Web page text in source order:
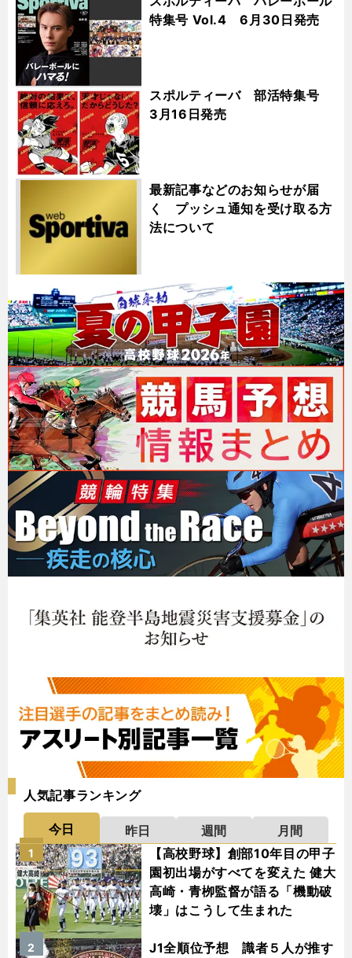
特集号 Vol.4 6月30日発売
スポルティーバ 部活特集号
3月16日発売
最新記事などのお知らせが届
く プッシュ通知を受け取る方
法について
人気記事ランキング
今日 昨日 週間
月間
【高校野球】創部10年目の甲子
園初出場がすべてを変えた 健大
高崎・青栁監督が語る「機動破
壊」はこうして生まれた
1
J1全順位予想 識者５人が推す
2